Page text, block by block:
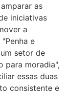
as
iniciativas
a
e
setor de
para moradia",
essas duas
consistente e